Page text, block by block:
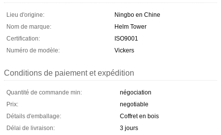
Lieu d'origine:
Ningbo en Chine
Nom de marque:
Helm Tower
Certification:
ISO9001
Numéro de modèle:
Vickers
Conditions de paiement et expédition
Quantité de commande min:
négociation
Prix:
negotiable
Détails d'emballage:
Coffret en bois
Délai de livraison:
3 jours